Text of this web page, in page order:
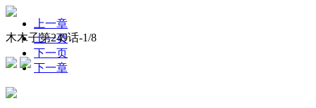
木木子第249话-1/8
上一章
上一页
下一页
下一章